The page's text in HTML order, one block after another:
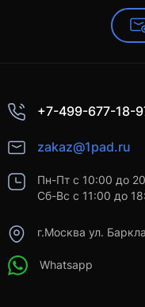
+7-499-677-18-
zakaz@1pad.ru
Пн-Пт с 10:00 до
Сб-Вс с 11:00 до
г.Москва ул.
Whatsapp